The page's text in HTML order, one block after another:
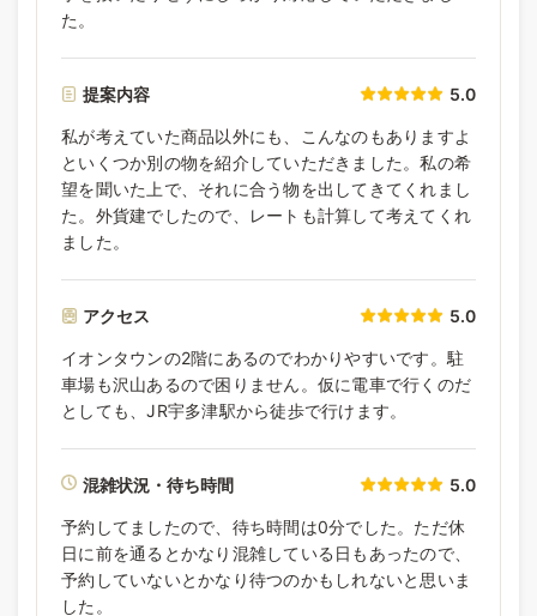
た。
提案内容 5.0
私が考えていた商品以外にも、こんなのもありますよ
といくつか別の物を紹介していただきました。私の希
望を聞いた上で、それに合う物を出してきてくれまし
た。外貨建でしたので、レートも計算して考えてくれ
ました。
アクセス 5.0
イオンタウンの2階にあるのでわかりやすいです。駐
車場も沢山あるので困りません。仮に電車で行くのだ
としても、JR宇多津駅から徒歩で行けます。
混雑状況・待ち時間 5.0
予約してましたので、待ち時間は0分でした。ただ休
日に前を通るとかなり混雑している日もあったので、
予約していないとかなり待つのかもしれないと思いま
した。